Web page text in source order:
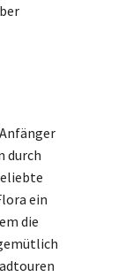
durch
ein
die